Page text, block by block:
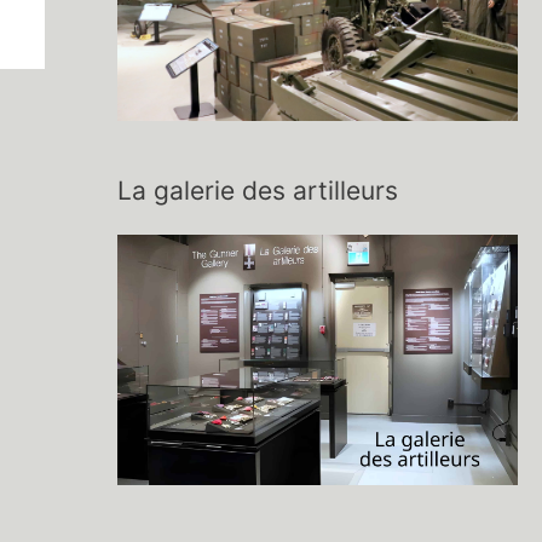
La galerie des artilleurs